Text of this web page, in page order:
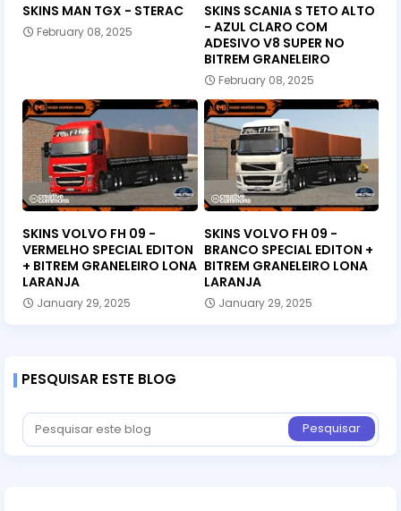
SKINS MAN TGX - STERAC
February 08, 2025
SKINS SCANIA S TETO ALTO
- AZUL CLARO COM
ADESIVO V8 SUPER NO
BITREM GRANELEIRO
February 08, 2025
SKINS VOLVO FH 09 -
VERMELHO SPECIAL EDITON
+ BITREM GRANELEIRO LONA
LARANJA
January 29, 2025
SKINS VOLVO FH 09 -
BRANCO SPECIAL EDITON +
BITREM GRANELEIRO LONA
LARANJA
January 29, 2025
PESQUISAR ESTE BLOG